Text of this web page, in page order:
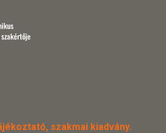
szakmai kiadvány.